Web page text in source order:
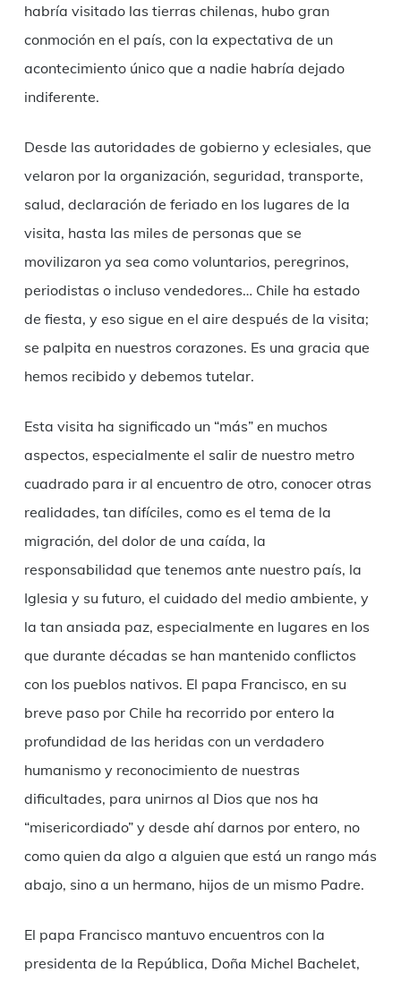
habría visitado las tierras chilenas, hubo gran
conmoción en el país, con la expectativa de un
acontecimiento único que a nadie habría dejado
indiferente.
Desde las autoridades de gobierno y eclesiales, que
velaron por la organización, seguridad, transporte,
salud, declaración de feriado en los lugares de la
visita, hasta las miles de personas que se
movilizaron ya sea como voluntarios, peregrinos,
periodistas o incluso vendedores… Chile ha estado
de fiesta, y eso sigue en el aire después de la visita;
se palpita en nuestros corazones. Es una gracia que
hemos recibido y debemos tutelar.
Esta visita ha significado un “más” en muchos
aspectos, especialmente el salir de nuestro metro
cuadrado para ir al encuentro de otro, conocer otras
realidades, tan difíciles, como es el tema de la
migración, del dolor de una caída, la
responsabilidad que tenemos ante nuestro país, la
Iglesia y su futuro, el cuidado del medio ambiente, y
la tan ansiada paz, especialmente en lugares en los
que durante décadas se han mantenido conflictos
con los pueblos nativos. El papa Francisco, en su
breve paso por Chile ha recorrido por entero la
profundidad de las heridas con un verdadero
humanismo y reconocimiento de nuestras
dificultades, para unirnos al Dios que nos ha
“misericordiado” y desde ahí darnos por entero, no
como quien da algo a alguien que está un rango más
abajo, sino a un hermano, hijos de un mismo Padre.
El papa Francisco mantuvo encuentros con la
presidenta de la República, Doña Michel Bachelet,